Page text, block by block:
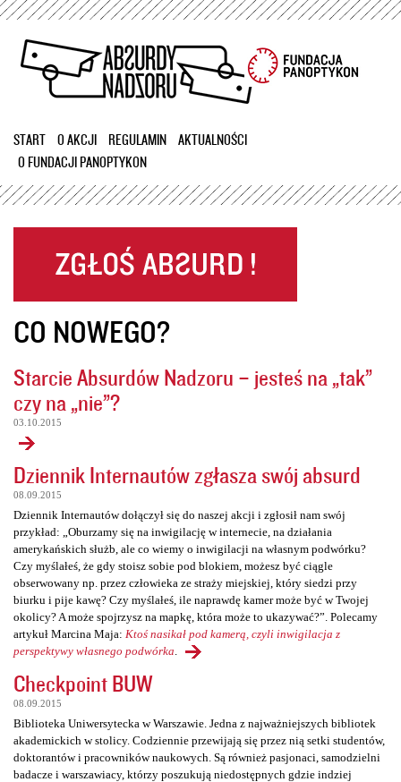
Przejdź
treści
START O AKCJI REGULAMIN
AKTUALNOŚCI
O FUNDACJI PANOPTYKON
CO NOWEGO?
Starcie Absurdów Nadzoru – jesteś na „tak”
czy na „nie”?
03.10.2015
Dziennik Internautów zgłasza swój absurd
08.09.2015
Dziennik Internautów dołączył się do naszej akcji i zgłosił nam swój
przykład: „Oburzamy się na inwigilację w internecie, na działania
amerykańskich służb, ale co wiemy o inwigilacji na własnym podwórku?
Czy myślałeś, że gdy stoisz sobie pod blokiem, możesz być ciągle
obserwowany np. przez człowieka ze straży miejskiej, który siedzi przy
biurku i pije kawę? Czy myślałeś, ile naprawdę kamer może być w Twojej
okolicy? A może spojrzysz na mapkę, która może to ukazywać?”. Polecamy
artykuł Marcina Maja: Ktoś nasikał pod kamerą, czyli inwigilacja z
perspektywy własnego podwórka
Checkpoint BUW
08.09.2015
Biblioteka Uniwersytecka w Warszawie. Jedna z najważniejszych bibliotek
akademickich w stolicy. Codziennie przewijają się przez nią setki studentów,
doktorantów i pracowników naukowych. Są również pasjonaci, samodzielni
badacze i warszawiacy, którzy poszukują niedostępnych gdzie indziej